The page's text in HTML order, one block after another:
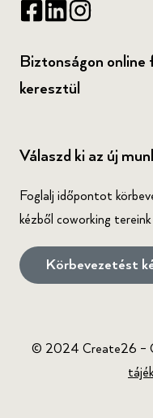
Biztonságon
keresztül
Válaszd ki az új
Foglalj időpontot
kézből coworking
Körbevezetést
© 2024 Create26 –